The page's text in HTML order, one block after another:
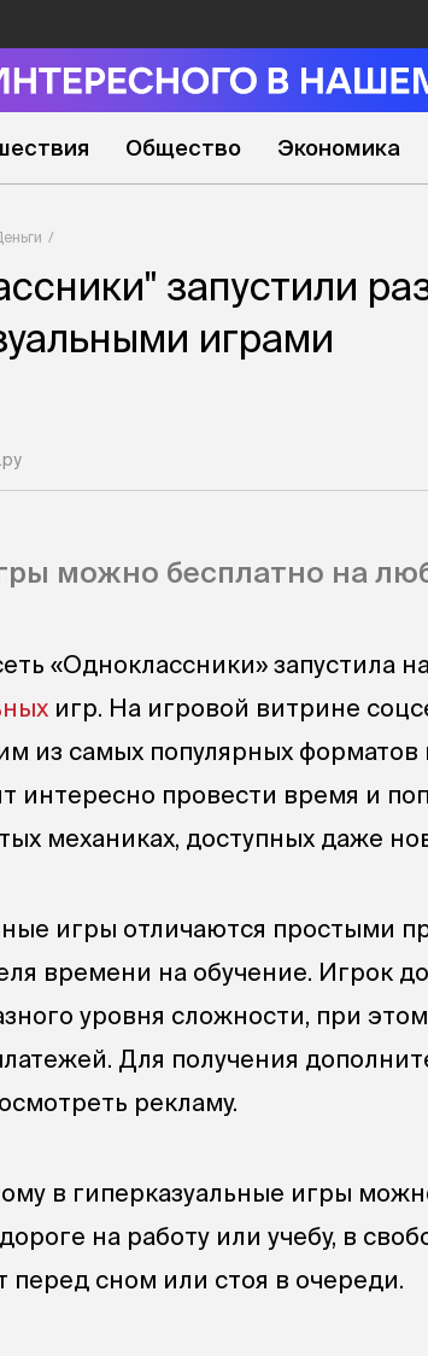
Общество Экономика
запустили
играми
можно бесплатно на
«Одноклассники» запустила
игр. На игровой витрине
из самых популярных
интересно провести время и
механиках, доступных даже
игры отличаются простыми
времени на обучение. Игрок
уровня сложности, при
Для получения
рекламу.
в гиперказуальные игры
на работу или учебу, в
перед сном или стоя в очереди.